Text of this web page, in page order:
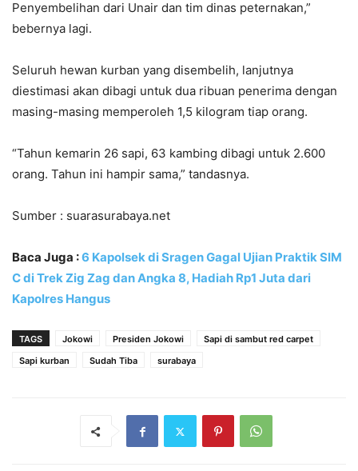
Penyembelihan dari Unair dan tim dinas peternakan,”
bebernya lagi.
Seluruh hewan kurban yang disembelih, lanjutnya
diestimasi akan dibagi untuk dua ribuan penerima dengan
masing-masing memperoleh 1,5 kilogram tiap orang.
“Tahun kemarin 26 sapi, 63 kambing dibagi untuk 2.600
orang. Tahun ini hampir sama,” tandasnya.
Sumber : suarasurabaya.net
Baca Juga :6 Kapolsek di Sragen Gagal Ujian Praktik SIM
C di Trek Zig Zag dan Angka 8, Hadiah Rp1 Juta dari
Kapolres Hangus
TAGS Jokowi Presiden Jokowi
Sapi di sambut red carpet
Sapi kurban
Sudah Tiba surabaya